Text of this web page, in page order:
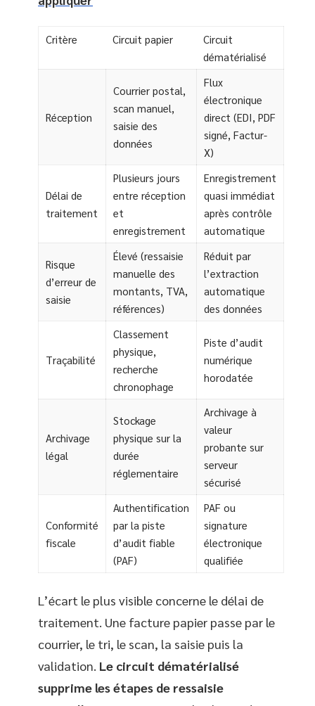
Critère Circuit papier
Circuit
dématérialisé
Réception
Courrier postal,
scan manuel,
saisie des
données
Flux
électronique
direct (EDI, PDF
signé, Factur-
X)
Délai de
traitement
Plusieurs jours
entre réception
et
enregistrement
Enregistrement
quasi immédiat
après contrôle
automatique
Risque
d’erreur de
saisie
Élevé (ressaisie
manuelle des
montants, TVA,
références)
Réduit par
l’extraction
automatique
des données
Traçabilité
Classement
physique,
recherche
chronophage
Piste d’audit
numérique
horodatée
Archivage
légal
Stockage
physique sur la
durée
réglementaire
Archivage à
valeur
probante sur
serveur
sécurisé
Conformité
fiscale
Authentification
par la piste
d’audit fiable
(PAF)
PAF ou
signature
électronique
qualifiée
L’écart le plus visible concerne le délai de
traitement. Une facture papier passe par le
courrier, le tri, le scan, la saisie puis la
validation. Le circuit dématérialisé
supprime les étapes de ressaisie